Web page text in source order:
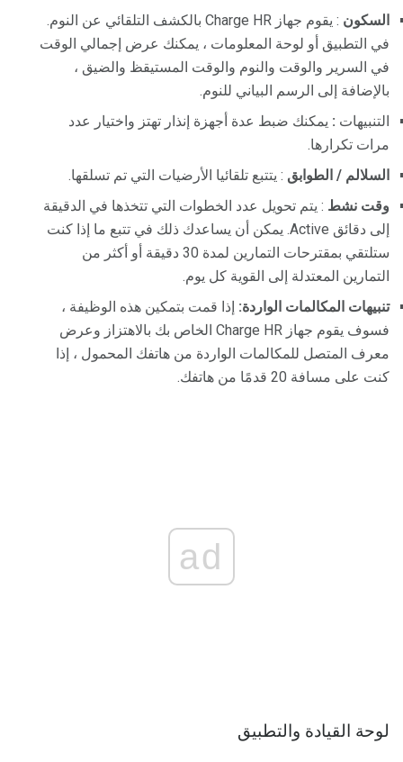
السكون
: يقوم جهاز Charge HR بالكشف التلقائي عن النوم.
في التطبيق أو لوحة المعلومات ، يمكنك عرض إجمالي الوقت
في السرير والوقت والنوم والوقت المستيقظ والضيق ،
بالإضافة إلى الرسم البياني للنوم.
التنبيهات : يمكنك ضبط عدة أجهزة إنذار تهتز واختيار عدد
مرات تكرارها.
السلالم / الطوابق : يتتبع تلقائيا الأرضيات التي تم تسلقها.
وقت نشط : يتم تحويل عدد الخطوات التي تتخذها في الدقيقة
إلى دقائق Active. يمكن أن يساعدك ذلك في تتبع ما إذا كنت
ستلتقي بمقترحات التمارين لمدة 30 دقيقة أو أكثر من
التمارين المعتدلة إلى القوية كل يوم.
تنبيهات المكالمات الواردة: إذا قمت بتمكين هذه الوظيفة ،
فسوف يقوم جهاز Charge HR الخاص بك بالاهتزاز وعرض
معرف المتصل للمكالمات الواردة من هاتفك المحمول ، إذا
كنت على مسافة 20 قدمًا من هاتفك.
ad
لوحة القيادة والتطبيق